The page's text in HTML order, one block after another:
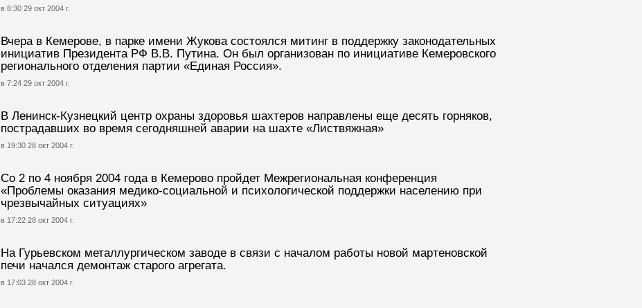
в 8:30 29 окт 2004 г.
Вчера в Кемерове, в парке имени Жукова состоялся митинг в поддержку законодательных
инициатив Президента РФ В.В. Путина. Он был организован по инициативе Кемеровского
регионального отделения партии «Единая Россия».
в 7:24 29 окт 2004 г.
В Ленинск-Кузнецкий центр охраны здоровья шахтеров направлены еще десять горняков,
пострадавших во время сегодняшней аварии на шахте «Листвяжная»
в 19:30 28 окт 2004 г.
Со 2 по 4 ноября 2004 года в Кемерово пройдет Межрегиональная конференция
«Проблемы оказания медико-социальной и психологической поддержки населению при
чрезвычайных ситуациях»
в 17:22 28 окт 2004 г.
На Гурьевском металлургическом заводе в связи с началом работы новой мартеновской
печи начался демонтаж старого агрегата.
в 17:03 28 окт 2004 г.